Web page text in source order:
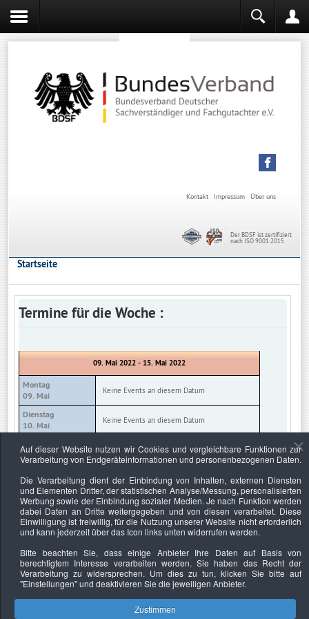
Über uns
Impressum
Kontakt
Der BDSF ist zertifiziert
nach ISO 9001:2015
Startseite
Termine für die Woche :
09. Mai 2022 - 15. Mai 2022
Montag
09. Mai
Keine Events an diesem Datum
Dienstag
10. Mai
Keine Events an diesem Datum
Mittwoch
11. Mai
Keine Events an diesem Datum
12. Mai
Keine Events an diesem Datum
Freitag
13. Mai
Keine Events an diesem Datum
Samstag
Sonntag
15. Mai
Keine Events an diesem Datum
Auf dieser Website nutzen wir Cookies und vergleichbare Funktionen zur
Verarbeitung von Endgeräteinformationen und personenbezogenen Daten.
Die Verarbeitung dient der Einbindung von Inhalten, externen Diensten
und Elementen Dritter, der statistischen Analyse/Messung, personalisierten
Werbung sowie der Einbindung sozialer Medien. Je nach Funktion werden
dabei Daten an Dritte weitergegeben und von diesen verarbeitet. Diese
Einwilligung ist freiwillig, für die Nutzung unserer Website nicht erforderlich
und kann jederzeit über das Icon links unten widerrufen werden.
Bitte beachten Sie, dass einige Anbieter Ihre Daten auf Basis von
berechtigtem Interesse verarbeiten werden. Sie haben das Recht der
Verarbeitung zu widersprechen. Um dies zu tun, klicken Sie bitte auf
"Einstellungen"und deaktivieren Sie die jeweiligen Anbieter.
Zustimmen